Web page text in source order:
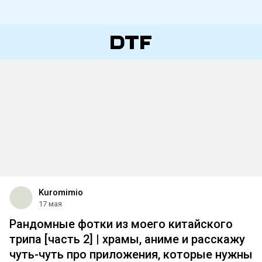
Kuromimio
17 мая
Рандомные фотки из моего китайского
трипа [часть 2] | храмы, аниме и расскажу
чуть-чуть про приложения, которые нужны